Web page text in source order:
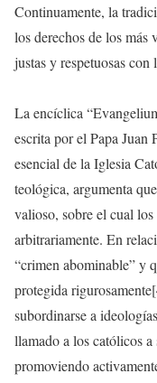
Continuamente, la
los derechos de los más
justas y respetuosas
La encíclica
escrita por el Papa Juan
esencial de la Iglesia
teológica, argumenta
valioso, sobre el cual
arbitrariamente. En
“crimen abominable” y
protegida
subordinarse a
llamado a los católicos
promoviendo